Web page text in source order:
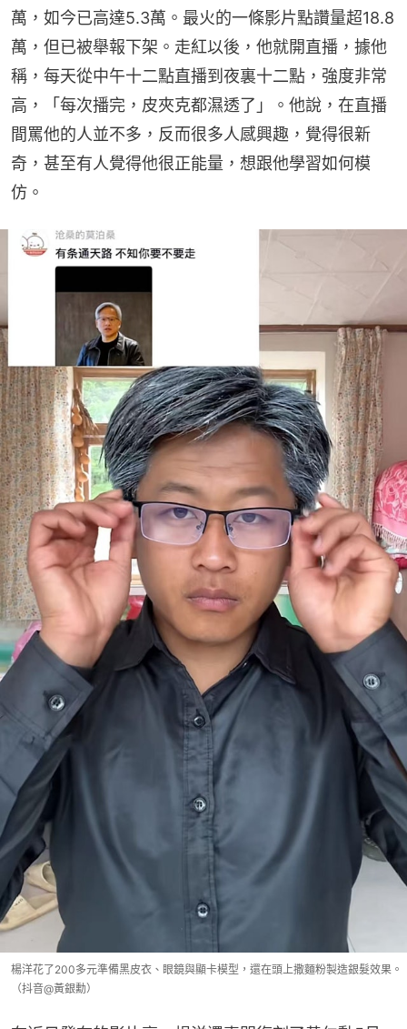
萬，如今已高達5.3萬。最火的一條影片點讚量超18.8
萬，但已被舉報下架。走紅以後，他就開直播，據他
稱，每天從中午十二點直播到夜裏十二點，強度非常
高，「每次播完，皮夾克都濕透了」。他說，在直播
間罵他的人並不多，反而很多人感興趣，覺得很新
奇，甚至有人覺得他很正能量，想跟他學習如何模
仿。
楊洋花了200多元準備黑皮衣、眼鏡與顯卡模型，還在頭上撒麵粉製造銀髮效果。
（抖音@黃銀勳）